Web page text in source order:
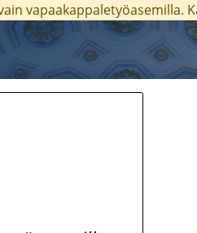
vapaakappaletyöasemilla.